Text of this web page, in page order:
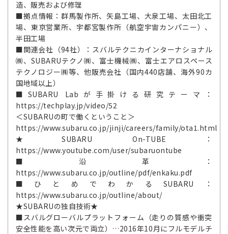
造、販売および修理
■拠点情報：群馬製作所、矢島工場、大泉工場、太田北工
場、東京営業所、宇都宮製作所（航空宇宙カンパニー）、
半田工場
■関連会社（94社）：スバルテクニカインターナショナル
㈱、SUBARUテクノ㈱、富士機械㈱、富士エアロスペース
テクノロジー㈱等、他販売会社（国内440店舗、海外90カ
国地域以上）
■SUBARU Labが手掛ける研究テーマ：
https://techplay.jp/video/52
＜SUBARUの町で働くということ＞
https://www.subaru.co.jp/jinji/careers/family/ota1.html
★SUBARU On-TUBE：
https://www.youtube.com/user/subaruontube
■沿革：
https://www.subaru.co.jp/outline/pdf/enkaku.pdf
■ひとめでわかるSUBARU：
https://www.subaru.co.jp/outline/about/
★SUBARUの独自技術★
■スバルグローバルプラットフォーム（走りの質感や衝突
安全性能を高い次元で両立）…2016年10月にフルモデルチ